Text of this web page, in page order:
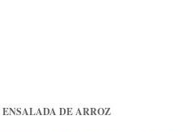
ENSALADA DE ARROZ